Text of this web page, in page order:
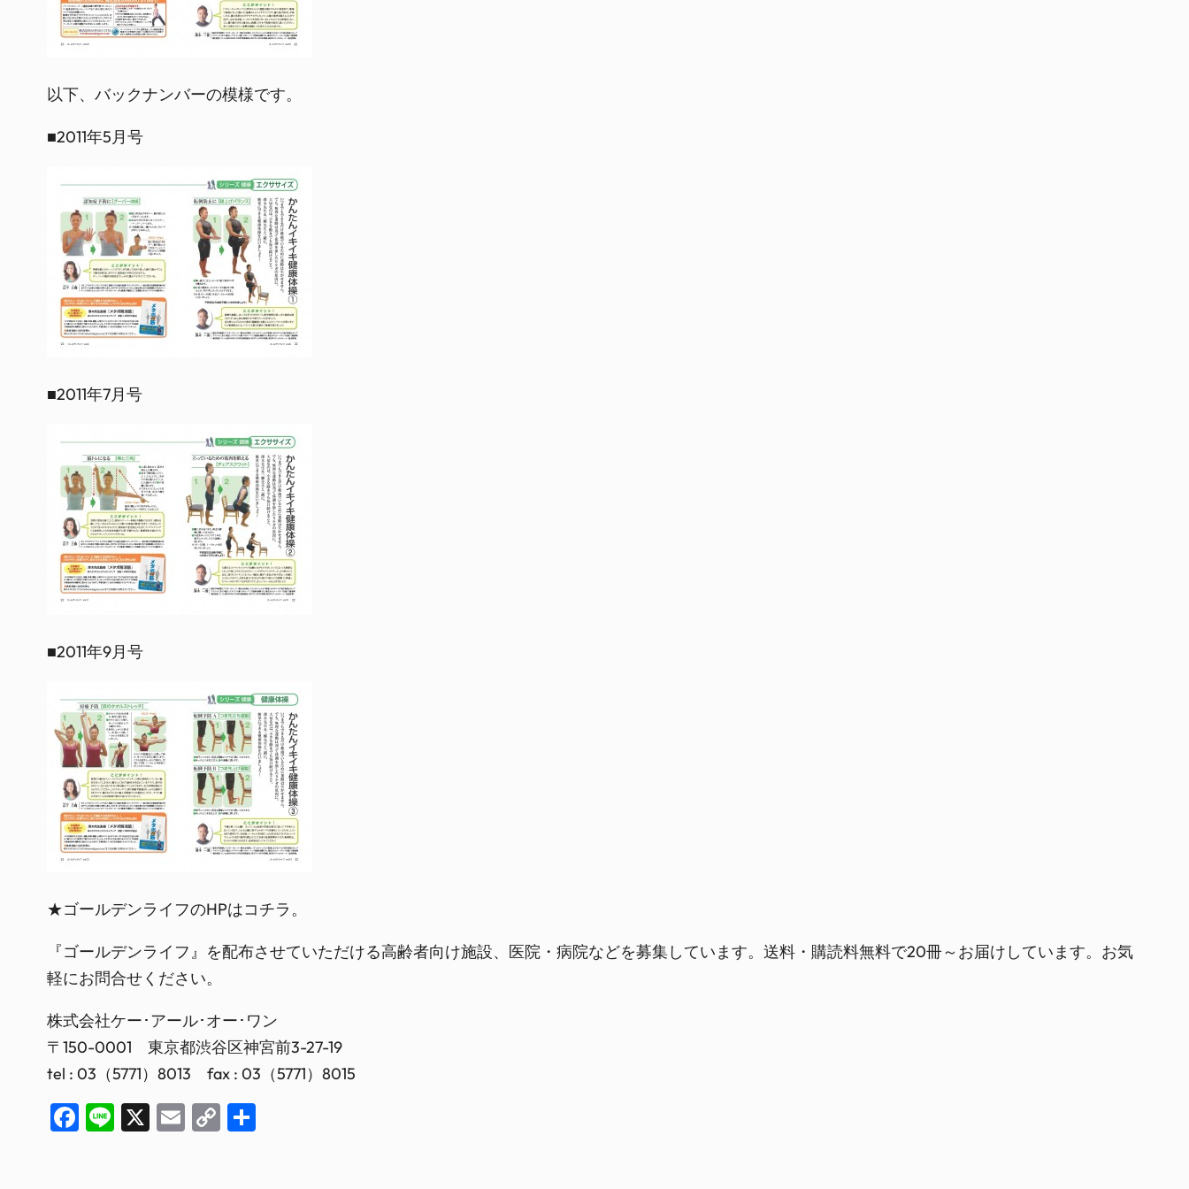
以下、バックナンバーの模様です。
■2011年5月号
■2011年7月号
■2011年9月号
★ゴールデンライフのHPはコチラ。
『ゴールデンライフ』を配布させていただける高齢者向け施設、医院・病院などを募集しています。送料・購読料無料で20冊～お届けしています。お気
軽にお問合せください。
株式会社ケー･アール･オー･ワン
〒150-0001 東京都渋谷区神宮前3-27-19
tel : 03（5771）8013 fax : 03（5771）8015
Facebook
Line
X Email
Copy
共